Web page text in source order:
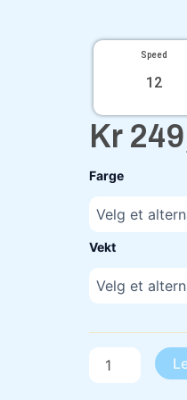
Speed
12
Kr
Farge
Vekt
Metal
Flake
Rapture
antall